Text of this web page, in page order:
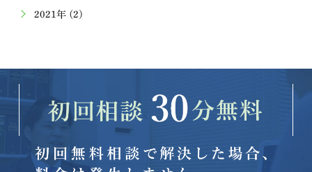
2021年 (2)